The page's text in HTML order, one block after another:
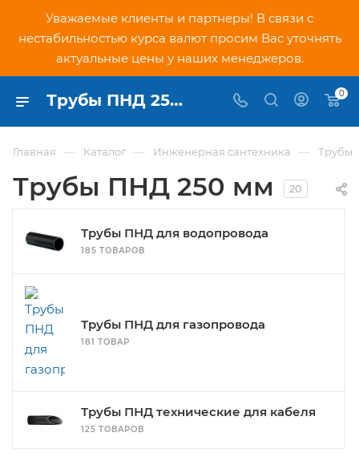
Уважаемые клиенты и партнеры! В связи с
нестабильностью курса валют просим Вас уточнять
актуальные цены у наших менеджеров.
Трубы ПНД 250 мм цены за метр - купить в Москве в интернет-магазине PNDtech.ru 0
Главная — Каталог — Инженерная сантехника — Трубы
Трубы ПНД 250 мм 20
Трубы ПНД для водопровода
185 ТОВАРОВ
Трубы ПНД для газопровода
181 ТОВАР
Трубы ПНД технические для кабеля
125 ТОВАРОВ